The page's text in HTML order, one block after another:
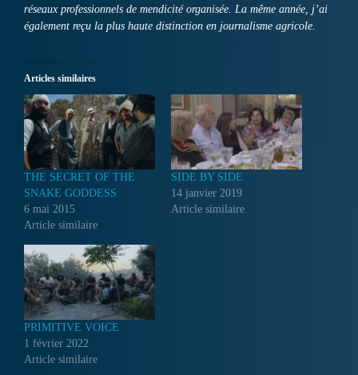
réseaux professionnels de mendicité organisée. La même année, j’ai
également reçu la plus haute distinction en journalisme agricole.
Articles similaires
THE SECRET OF THE
SNAKE GODDESS
6 mai 2015
Article similaire
SIDE BY SIDE
14 janvier 2019
Article similaire
PRIMITIVE VOICE
1 février 2022
Article similaire